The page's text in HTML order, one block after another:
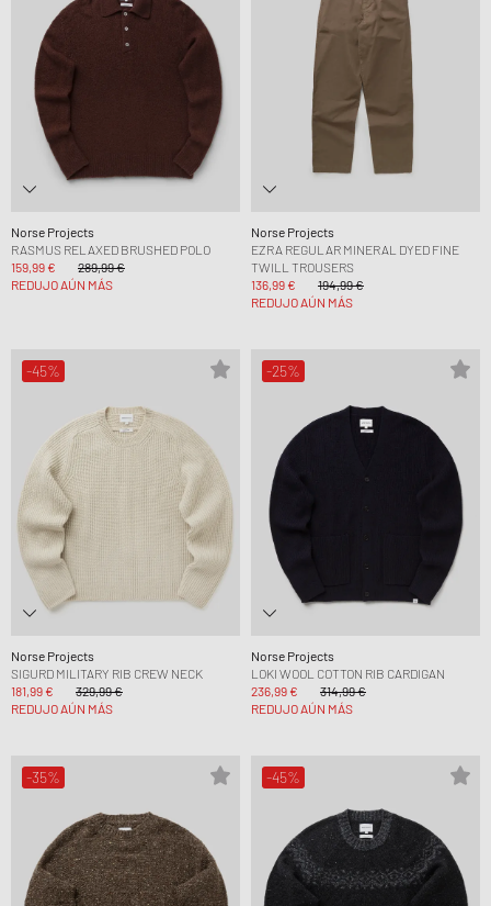
Norse Projects
RASMUS RELAXED BRUSHED POLO
159,99 €
289,99 €
REDUJO AÚN MÁS
Norse Projects
EZRA REGULAR MINERAL DYED FINE
TWILL TROUSERS
136,99 €
194,99 €
REDUJO AÚN MÁS
-45%
Norse Projects
SIGURD MILITARY RIB CREW NECK
181,99 €
329,99 €
REDUJO AÚN MÁS
-25%
Norse Projects
LOKI WOOL COTTON RIB CARDIGAN
236,99 €
314,99 €
REDUJO AÚN MÁS
-35% -45%